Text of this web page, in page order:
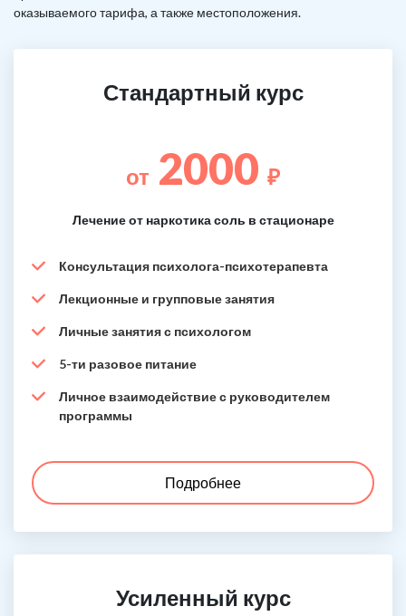
оказываемого тарифа, а также местоположения.
Стандартный курс
от 2000 ₽
Лечение от наркотика соль в стационаре
Консультация психолога-психотерапевта
Лекционные и групповые занятия
Личные занятия с психологом
5-ти разовое питание
Личное взаимодействие с руководителем
программы
Подробнее
Усиленный курс